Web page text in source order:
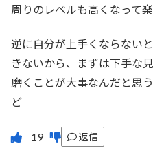
周りのレベルも高くなって
逆に自分が上手くならない
きないから、まずは下手な
磨くことが大事なんだと思
ど
返信